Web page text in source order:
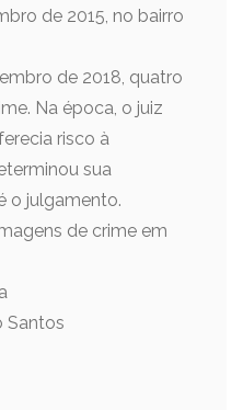
de 2015, no bairro
de 2018, quatro
Na época, o juiz
risco à
sua
o julgamento.
de crime em
Santos